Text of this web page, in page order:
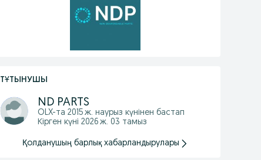
ТҰТЫНУШЫ
ND PARTS
OLX-та 2015 ж. наурыз күнінен бастап
Кірген күні 2026 ж. 03 тамыз
Қолданушың барлық хабарландырулары